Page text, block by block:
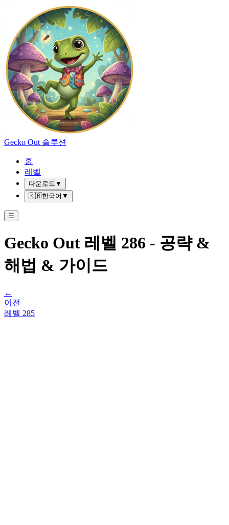
Gecko Out 솔루션
홈
레벨
다운로드 ▼
🇰🇷한국어 ▼
☰
Gecko Out 레벨 286 - 공략 &
해법 & 가이드
←
이전
레벨 285